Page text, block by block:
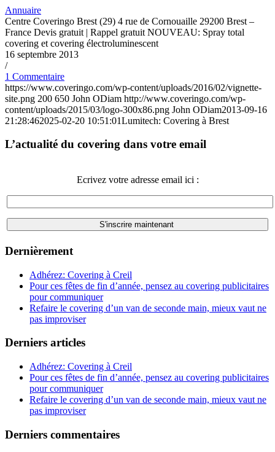
Annuaire
Centre Coveringo Brest (29) 4 rue de Cornouaille 29200 Brest –
France Devis gratuit | Rappel gratuit NOUVEAU: Spray total
covering et covering électroluminescent
16 septembre 2013
/
1 Commentaire
https://www.coveringo.com/wp-content/uploads/2016/02/vignette-
site.png 200 650 John ODiam http://www.coveringo.com/wp-
content/uploads/2015/03/logo-300x86.png John ODiam2013-09-16
21:28:462025-02-20 10:51:01Lumitech: Covering à Brest
L’actualité du covering dans votre email
Ecrivez votre adresse email ici :
Dernièrement
Adhérez: Covering à Creil
Pour ces fêtes de fin d’année, pensez au covering publicitaires
pour communiquer
Refaire le covering d’un van de seconde main, mieux vaut ne
pas improviser
Derniers articles
Adhérez: Covering à Creil
Pour ces fêtes de fin d’année, pensez au covering publicitaires
pour communiquer
Refaire le covering d’un van de seconde main, mieux vaut ne
pas improviser
Derniers commentaires